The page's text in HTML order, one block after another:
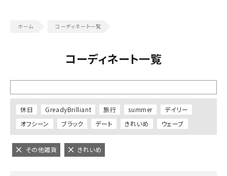
コーディネート一覧
コーディネート一覧
休日 GreadyBrilliant 旅行 summer
デイリー
オフシーン
ブラック デート きれいめ ウェーブ
その他雑貨 きれいめ